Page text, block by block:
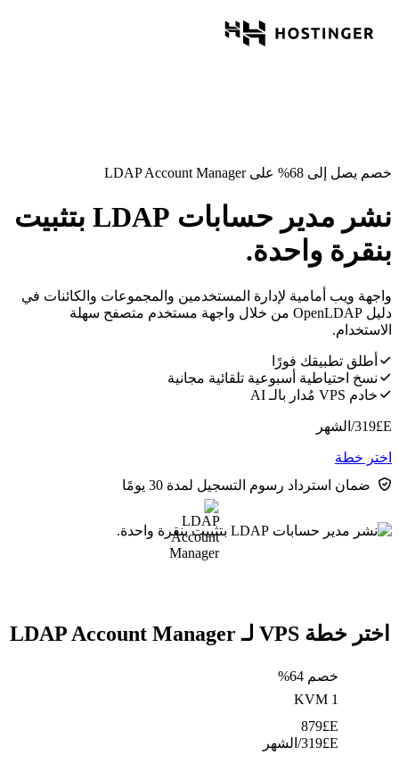
خصم يصل إلى 68% على LDAP Account Manager
نشر مدير حسابات LDAP بتثبيت
بنقرة واحدة.
واجهة ويب أمامية لإدارة المستخدمين والمجموعات والكائنات في
دليل OpenLDAP من خلال واجهة مستخدم متصفح سهلة
الاستخدام.
أطلق تطبيقك فورًا
نسخ احتياطية أسبوعية تلقائية مجانية
خادم VPS مُدار بالـ AI
E£
319/الشهر
اختر خطة
ضمان استرداد رسوم التسجيل لمدة 30 يومًا
اختر خطة VPS لـ LDAP Account Manager
خصم 64%
KVM 1
E£
879
E£
319/الشهر